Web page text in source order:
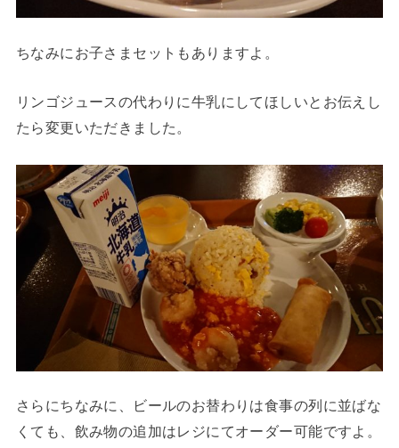
ちなみにお子さまセットもありますよ。
リンゴジュースの代わりに牛乳にしてほしいとお伝えし
たら変更いただきました。
さらにちなみに、ビールのお替わりは食事の列に並ばな
くても、飲み物の追加はレジにてオーダー可能ですよ。